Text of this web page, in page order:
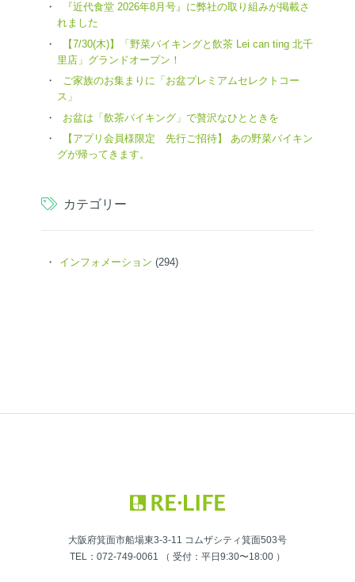
『近代食堂 2026年8月号』に弊社の取り組みが掲載さ
れました
【7/30(木)】「野菜バイキングと飲茶 Lei can ting 北千
里店」グランドオープン！
ご家族のお集まりに「お盆プレミアムセレクトコー
ス」
お盆は「飲茶バイキング」で贅沢なひとときを
【アプリ会員様限定 先行ご招待】 あの野菜バイキン
グが帰ってきます。
カテゴリー
インフォメーション (294)
大阪府箕面市船場東3-3-11 コムザシティ箕面503号
TEL：072-749-0061 （ 受付：平日9:30〜18:00 ）